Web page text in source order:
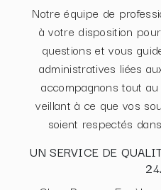
Notre équipe de
à votre disposition
questions et vous
administratives liées
accompagnons tout
veillant à ce que vos
soient respectés
UN SERVICE DE